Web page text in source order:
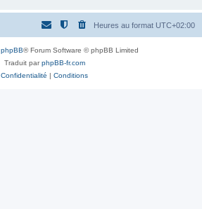
Heures au format UTC+02:00
phpBB® Forum Software © phpBB Limited
Traduit parphpBB-fr.com
Confidentialité | Conditions